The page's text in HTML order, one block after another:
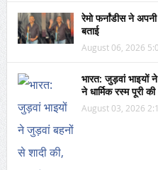
रेमो फर्नांडीस ने
बताई
August 06, 2026
भारत: जुड़वां भाइयों
ने धार्मिक रस्म पूरी की
August 03, 2026